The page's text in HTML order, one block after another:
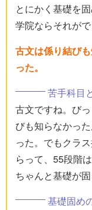
とにかく基礎を
学院ならそれが
古文は係り結び
った。
苦手科目
古文ですね。び
びも知らなかっ
った。でもクラ
らって、55段階
ちゃんと基礎が固
基礎固め